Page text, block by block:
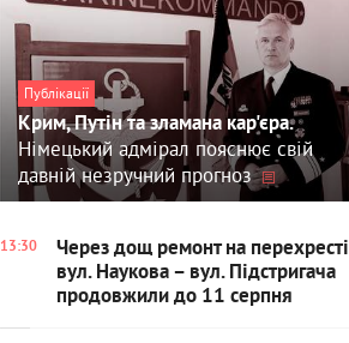
Публікації
Крим, Путін та зламана кар'єра.
Німецький адмірал пояснює свій
давній незручний прогноз
13:30
Через дощ ремонт на перехресті
вул. Наукова – вул. Підстригача
продовжили до 11 серпня